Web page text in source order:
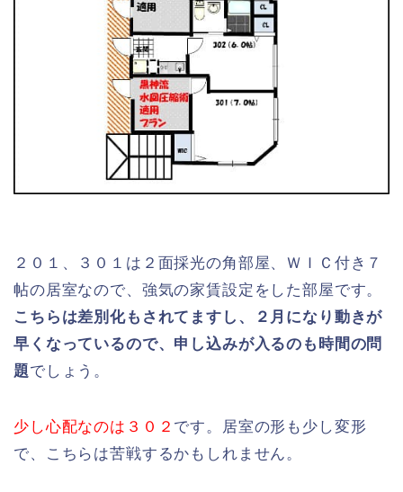
２０１、３０１は２面採光の角部屋、ＷＩＣ付き７
帖の居室なので、強気の家賃設定をした部屋です。
こちらは差別化もされてますし、２月になり動きが
早くなっているので、申し込みが入るのも時間の問
題でしょう。
少し心配なのは３０２ です。居室の形も少し変形
で、こちらは苦戦するかもしれません。